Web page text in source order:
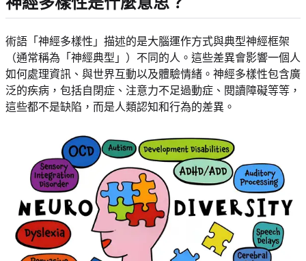
術語「神經多樣性」描述的是大腦運作方式與典型神經框架
（通常稱為「神經典型」）不同的人。這些差異會影響一個人
如何處理資訊、與世界互動以及體驗情緒。神經多樣性包含廣
泛的疾病，包括自閉症、注意力不足過動症、閱讀障礙等等，
這些都不是缺陷，而是人類認知和行為的差異。